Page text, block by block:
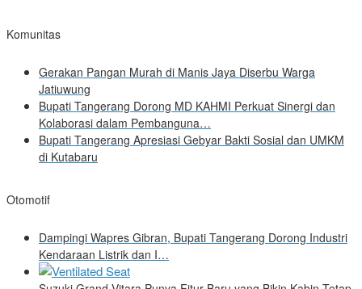
Komunitas
Gerakan Pangan Murah di Manis Jaya Diserbu Warga
Jatiuwung
Bupati Tangerang Dorong MD KAHMI Perkuat Sinergi dan
Kolaborasi dalam Pembanguna…
Bupati Tangerang Apresiasi Gebyar Bakti Sosial dan UMKM
di Kutabaru
Otomotif
Dampingi Wapres Gibran, Bupati Tangerang Dorong Industri
Kendaraan Listrik dan I…